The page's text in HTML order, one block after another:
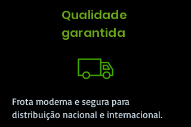
Qualidade
garantida
Frota moderna e segura para
distribuição nacional e internacional.